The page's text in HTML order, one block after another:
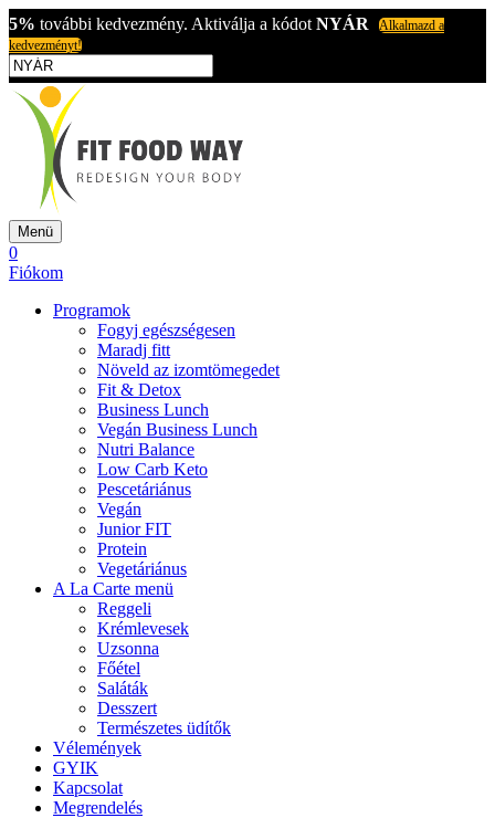
5% további kedvezmény. Aktiválja a kódot NYÁR
Alkalmazd a
kedvezményt!
Menü
0
Fiókom
Programok
Fogyj egészségesen
Maradj fitt
Növeld az izomtömegedet
Fit & Detox
Business Lunch
Vegán Business Lunch
Nutri Balance
Low Carb Keto
Pescetáriánus
Vegán
Junior FIT
Protein
Vegetáriánus
A La Carte menü
Reggeli
Krémlevesek
Uzsonna
Főétel
Saláták
Desszert
Természetes üdítők
Vélemények
GYIK
Kapcsolat
Megrendelés